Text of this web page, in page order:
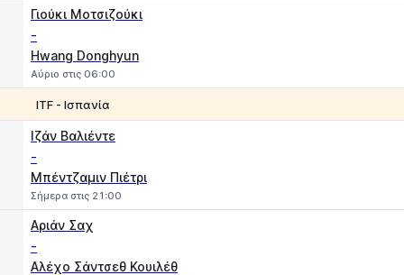
Γιούκι Μοτσιζούκι
-
Hwang Donghyun
Αύριο στις 06:00
ITF - Ισπανία
Ιζάν Βαλιέντε
-
Μπέντζαμιν Πιέτρι
Σήμερα στις 21:00
Αριάν Σαχ
-
Αλέχο Σάντσεθ Κουιλέθ